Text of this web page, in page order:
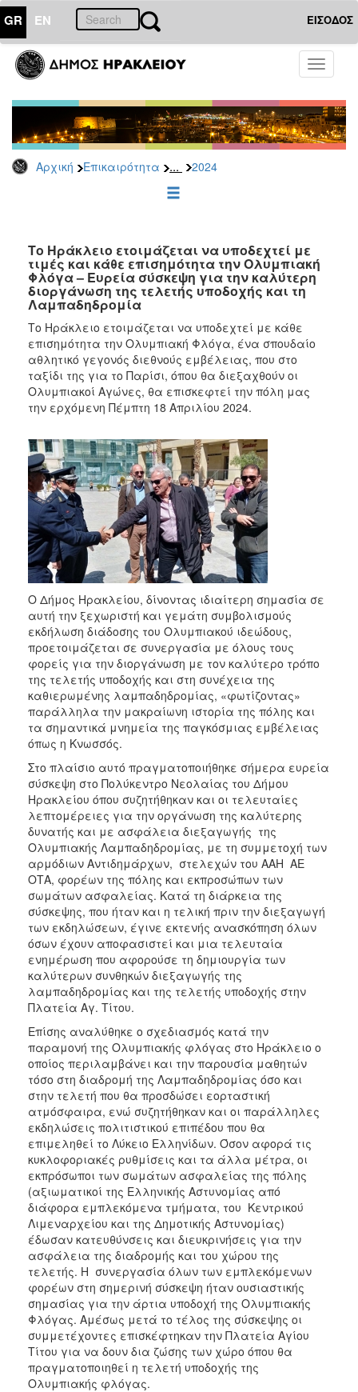
GR EN ΕΙΣΟΔΟΣ
Toggle
Αρχική Επικαιρότητα ... 2024
ΕΠΙΚΑΙΡΟΤΗΤΑ
Τύπου
Αρχείο
2026
2025
2022
2021
2020
2019
2018
2017
2016
2015
2013
2012
2011
2010
2006
ΔΗΜΟΤΗΣ
ΕΠΙΣΚΕΠΤΗΣ
ΗΡΑΚΛΕΙΟ
Το Ηράκλειο ετοιμάζεται να υποδεχτεί με
τιμές και κάθε επισημότητα την Ολυμπιακή
Φλόγα – Ευρεία σύσκεψη για την καλύτερη
διοργάνωση της τελετής υποδοχής και τη
Λαμπαδηδρομία
Το Ηράκλειο ετοιμάζεται να υποδεχτεί με κάθε
επισημότητα την Ολυμπιακή Φλόγα, ένα σπουδαίο
αθλητικό γεγονός διεθνούς εμβέλειας, που στο
ταξίδι της για το Παρίσι, όπου θα διεξαχθούν οι
Ολυμπιακοί Αγώνες, θα επισκεφτεί την πόλη μας
την ερχόμενη Πέμπτη 18 Απριλίου 2024.
Ο Δήμος Ηρακλείου, δίνοντας ιδιαίτερη σημασία σε
αυτή την ξεχωριστή και γεμάτη συμβολισμούς
εκδήλωση διάδοσης του Ολυμπιακού ιδεώδους,
προετοιμάζεται σε συνεργασία με όλους τους
φορείς για την διοργάνωση με τον καλύτερο τρόπο
της τελετής υποδοχής και στη συνέχεια της
καθιερωμένης λαμπαδηδρομίας, «φωτίζοντας»
παράλληλα την μακραίωνη ιστορία της πόλης και
τα σημαντικά μνημεία της παγκόσμιας εμβέλειας
όπως η Κνωσσός.
Στο πλαίσιο αυτό πραγματοποιήθηκε σήμερα ευρεία
σύσκεψη στο Πολύκεντρο Νεολαίας του Δήμου
Ηρακλείου όπου συζητήθηκαν και οι τελευταίες
λεπτομέρειες για την οργάνωση της καλύτερης
δυνατής και με ασφάλεια διεξαγωγής της
Ολυμπιακής Λαμπαδηδρομίας, με τη συμμετοχή των
αρμόδιων Αντιδημάρχων, στελεχών του ΑΑΗ ΑΕ
ΟΤΑ, φορέων της πόλης και εκπροσώπων των
σωμάτων ασφαλείας. Κατά τη διάρκεια της
σύσκεψης, που ήταν και η τελική πριν την διεξαγωγή
των εκδηλώσεων, έγινε εκτενής ανασκόπηση όλων
όσων έχουν αποφασιστεί και μια τελευταία
ενημέρωση που αφορούσε τη δημιουργία των
καλύτερων συνθηκών διεξαγωγής της
λαμπαδηδρομίας και της τελετής υποδοχής στην
Πλατεία Αγ. Τίτου.
Επίσης αναλύθηκε ο σχεδιασμός κατά την
παραμονή της Ολυμπιακής φλόγας στο Ηράκλειο ο
οποίος περιλαμβάνει και την παρουσία μαθητών
τόσο στη διαδρομή της Λαμπαδηδρομίας όσο και
στην τελετή που θα προσδώσει εορταστική
ατμόσφαιρα, ενώ συζητήθηκαν και οι παράλληλες
εκδηλώσεις πολιτιστικού επιπέδου που θα
επιμεληθεί το Λύκειο Ελληνίδων. Όσον αφορά τις
κυκλοφοριακές ρυθμίσεις και τα άλλα μέτρα, οι
εκπρόσωποι των σωμάτων ασφαλείας της πόλης
(αξιωματικοί της Ελληνικής Αστυνομίας από
διάφορα εμπλεκόμενα τμήματα, του Κεντρικού
Λιμεναρχείου και της Δημοτικής Αστυνομίας)
έδωσαν κατευθύνσεις και διευκρινήσεις για την
ασφάλεια της διαδρομής και του χώρου της
τελετής. Η συνεργασία όλων των εμπλεκόμενων
φορέων στη σημερινή σύσκεψη ήταν ουσιαστικής
σημασίας για την άρτια υποδοχή της Ολυμπιακής
Φλόγας. Αμέσως μετά το τέλος της σύσκεψης οι
συμμετέχοντες επισκέφτηκαν την Πλατεία Αγίου
Τίτου για να δουν δια ζώσης των χώρο όπου θα
πραγματοποιηθεί η τελετή υποδοχής της
Ολυμπιακής φλόγας.